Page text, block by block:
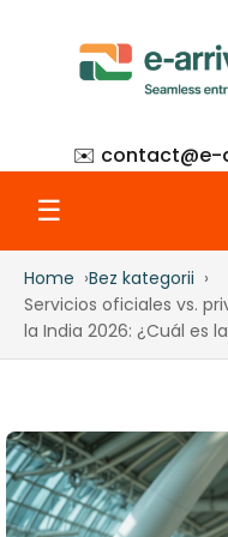
✉️ contact@e-
☰
Home
What Is eAC
How to Apply
Step-by-Step with
Home
Bez kategorii
Servicios oficiales vs.
la India 2026: ¿Cuál es